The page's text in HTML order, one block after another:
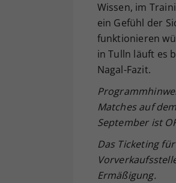
Wissen, im
ein Gefühl der
funktionieren
in Tulln läuft es
Nagal-Fazit.
Matches auf
September ist
Das Ticketing
Ermäßigung.